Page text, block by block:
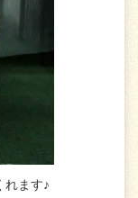
れます♪